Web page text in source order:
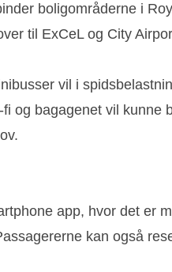
boligområderne i
til ExCeL og City
vil i
og bagagenet vil
app, hvor det er
kan også